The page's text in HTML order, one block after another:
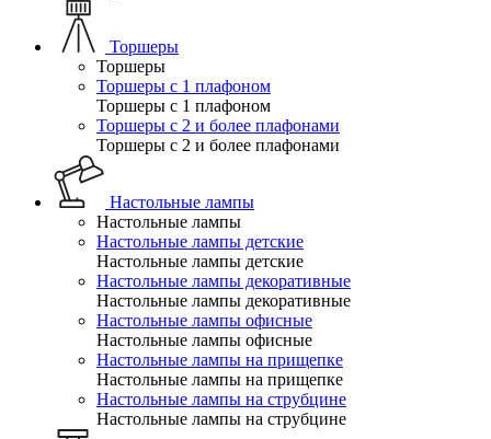
Торшеры
Торшеры
Торшеры с 1 плафоном
Торшеры с 1 плафоном
Торшеры с 2 и более плафонами
Торшеры с 2 и более плафонами
Настольные лампы
Настольные лампы
Настольные лампы детские
Настольные лампы детские
Настольные лампы декоративные
Настольные лампы декоративные
Настольные лампы офисные
Настольные лампы офисные
Настольные лампы на прищепке
Настольные лампы на прищепке
Настольные лампы на струбцине
Настольные лампы на струбцине